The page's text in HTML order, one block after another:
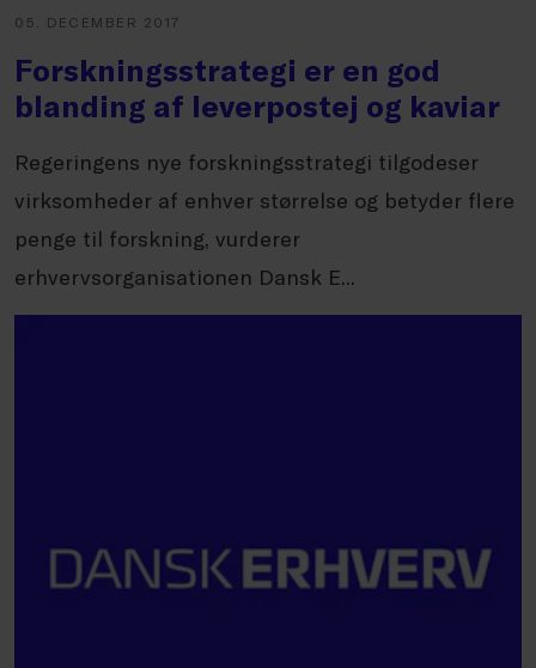
05. DECEMBER 2017
Forskningsstrategi er en god
blanding af leverpostej og kaviar
Regeringens nye forskningsstrategi tilgodeser
virksomheder af enhver størrelse og betyder flere
penge til forskning, vurderer
erhvervsorganisationen Dansk E...